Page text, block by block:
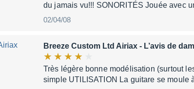
du jamais vu!!! SONORITÉS Jouée avec
02/04/08
Breeze Custom Ltd Airiax - L’avis de
Très légère bonne modélisation (surtout
simple UTILISATION La guitare se